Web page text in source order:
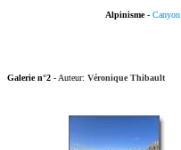
Alpinisme- Canyon
Galerie n°2 - Auteur: Véronique Thibault